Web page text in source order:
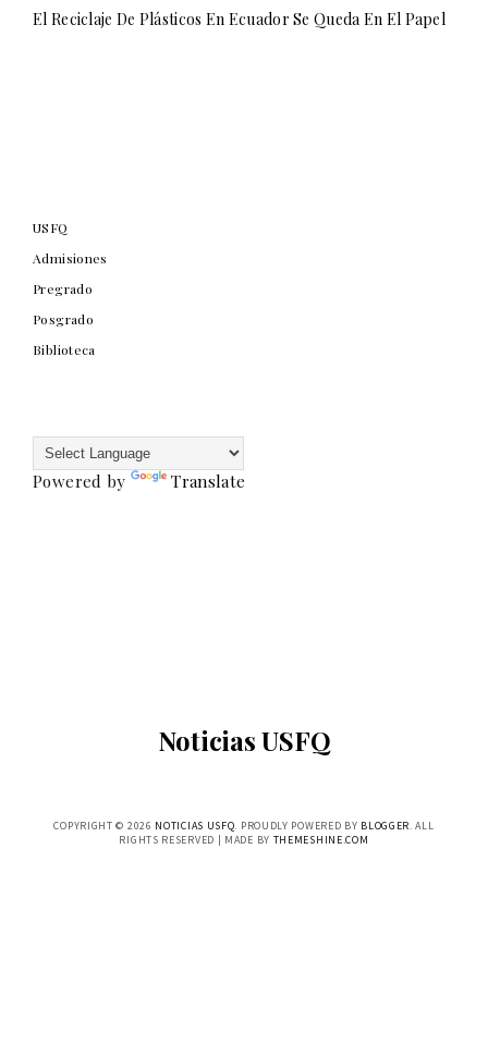
El Reciclaje De Plásticos En Ecuador Se Queda En El Papel
USFQ
Admisiones
Pregrado
Posgrado
Biblioteca
Powered by Translate
Noticias USFQ
COPYRIGHT © 2026 NOTICIAS USFQ. PROUDLY POWERED BY BLOGGER. ALL
RIGHTS RESERVED | MADE BY THEMESHINE.COM